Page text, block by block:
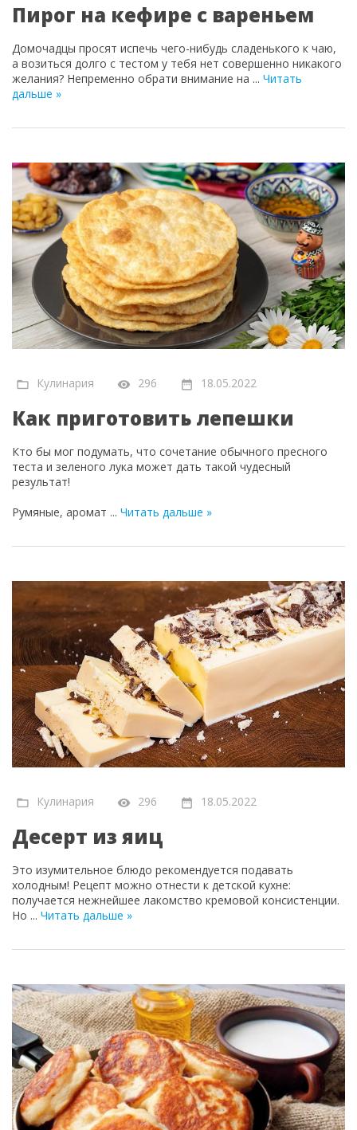
Пирог на кефире с вареньем
Домочадцы просят испечь чего-нибудь сладенького к чаю,
а возиться долго с тестом у тебя нет совершенно никакого
желания? Непременно обрати внимание на ... Читать
дальше »
Кулинария 296 18.05.2022
Как приготовить лепешки
Кто бы мог подумать, что сочетание обычного пресного
теста и зеленого лука может дать такой чудесный
результат!
Румяные, аромат ... Читать дальше »
Кулинария 296 18.05.2022
Десерт из яиц
Это изумительное блюдо рекомендуется подавать
холодным! Рецепт можно отнести к детской кухне:
получается нежнейшее лакомство кремовой консистенции.
Но ... Читать дальше »